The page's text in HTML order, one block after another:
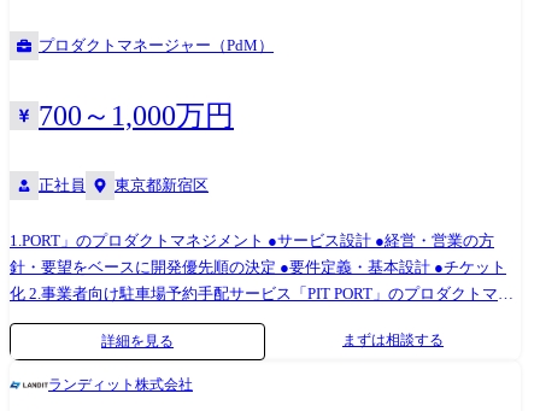
プロダクトマネージャー（PdM）
700～1,000万円
正社員 東京都新宿区
1.PORT」のプロダクトマネジメント ●サービス設計 ●経営・営業の方
針・要望をベースに開発優先順の決定 ●要件定義・基本設計 ●チケット
化 2.事業者向け駐車場予約手配サービス「PIT PORT」のプロダクトマネ
ジメント ●サービス設計 ●経営・営業の方針・要望をベースに開発優先
順の決定 ●要件定義 ●オフショア開発管理(日本語) 3.駐車場仲介業務のデ
詳細を見る まずは相談する
ランディット株式会社